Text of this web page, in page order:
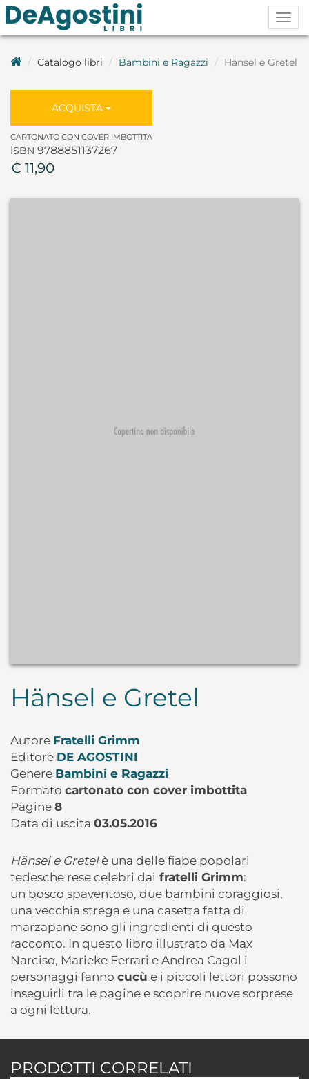
Catalogo libri Bambini e Ragazzi Hänsel e Gretel
ACQUISTA
CARTONATO CON COVER IMBOTTITA
ISBN 9788851137267
€ 11,90
Hänsel e Gretel
Autore Fratelli Grimm
Editore DE AGOSTINI
Genere Bambini e Ragazzi
Formato cartonato con cover imbottita
Pagine 8
Data di uscita 03.05.2016
Hänsel e Gretelè una delle fiabe popolari
tedesche rese celebri dai fratelli Grimm:
un bosco spaventoso, due bambini coraggiosi,
una vecchia strega e una casetta fatta di
marzapane sono gli ingredienti di questo
racconto. In questo libro illustrato da Max
Narciso, Marieke Ferrari e Andrea Cagol i
personaggi fanno cucù e i piccoli lettori possono
inseguirli tra le pagine e scoprire nuove sorprese
a ogni lettura.
PRODOTTI CORRELATI